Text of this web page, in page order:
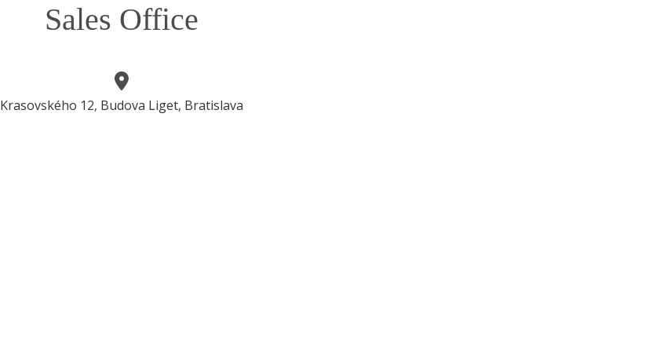
Sales Office
Krasovského 12, Budova Liget, Bratislava